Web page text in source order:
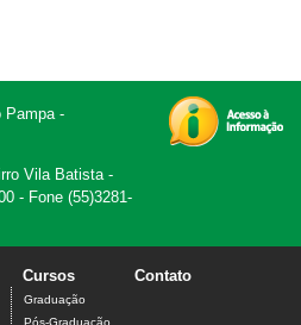
Pampa -
Vila Batista -
- Fone (55)3281-
Cursos
Graduação
Contato